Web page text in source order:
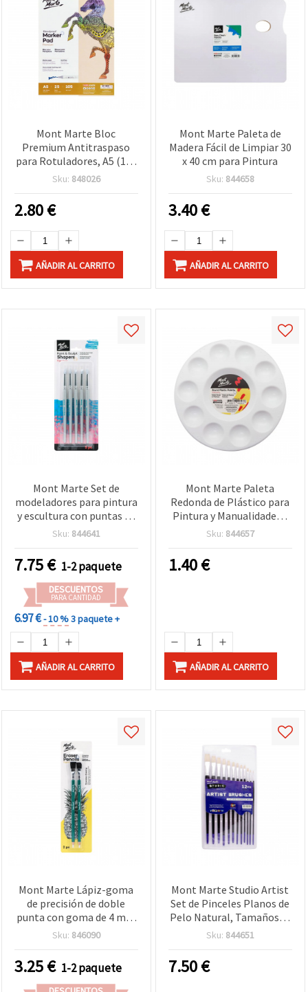
Mont Marte Bloc
Premium Antitraspaso
para Rotuladores, A5 (148
x 210 mm), 105 g/m², 25
para rotuladores al
alcohol, bocetos e
ilustración
Sku: 848026
2.80€
AÑADIR AL CARRITO
Mont Marte Paleta de
Madera Fácil de Limpiar 30
x 40 cm para Pintura
Sku: 844658
3.40€
AÑADIR AL CARRITO
Mont Marte Set de
modeladores para pintura
y escultura con puntas de
goma - 5 piezas
Sku: 844641
7.75€ 1-2 paquete
DESCUENTOS
PARA CANTIDAD
6.97 €- 10 %3 paquete +
AÑADIR AL CARRITO
Mont Marte Paleta
Redonda de Plástico para
Pintura y Manualidades -
17 cm de diámetro, 10
Sku: 844657
1.40€
AÑADIR AL CARRITO
Mont Marte Lápiz-goma
de precisión de doble
punta con goma de 4 mm
y pincel para dibujo y
Sku: 846090
3.25€ 1-2 paquete
Mont Marte Studio Artist
Set de Pinceles Planos de
Pelo Natural, Tamaños 1-
12, 12 unidades
Sku: 844651
7.50€